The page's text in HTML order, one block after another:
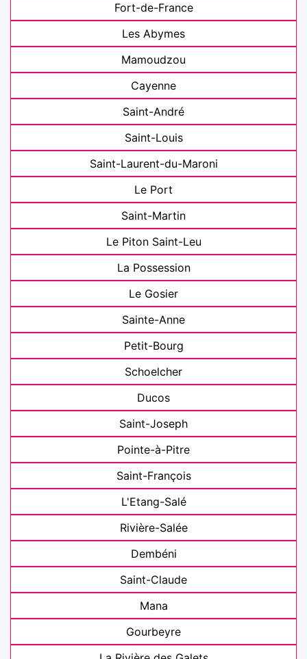
Fort-de-France
Les Abymes
Mamoudzou
Cayenne
Saint-André
Saint-Louis
Saint-Laurent-du-Maroni
Le Port
Saint-Martin
Le Piton Saint-Leu
La Possession
Le Gosier
Sainte-Anne
Petit-Bourg
Schoelcher
Ducos
Saint-Joseph
Pointe-à-Pitre
Saint-François
L'Etang-Salé
Rivière-Salée
Dembéni
Saint-Claude
Mana
Gourbeyre